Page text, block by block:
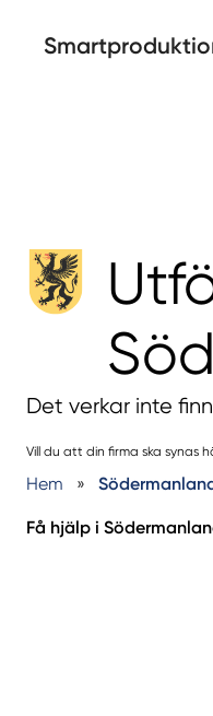
Det verkar inte
Vill du att din firma ska synas
Hem »
Få hjälp i